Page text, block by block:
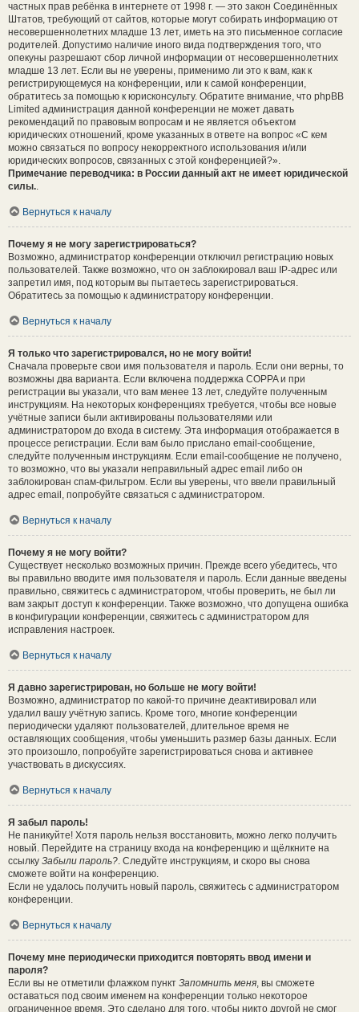
частных прав ребёнка в интернете от 1998 г. — это закон Соединённых
Штатов, требующий от сайтов, которые могут собирать информацию от
несовершеннолетних младше 13 лет, иметь на это письменное согласие
родителей. Допустимо наличие иного вида подтверждения того, что
опекуны разрешают сбор личной информации от несовершеннолетних
младше 13 лет. Если вы не уверены, применимо ли это к вам, как к
регистрирующемуся на конференции, или к самой конференции,
обратитесь за помощью к юрисконсульту. Обратите внимание, что phpBB
Limited администрация данной конференции не может давать
рекомендаций по правовым вопросам и не является объектом
юридических отношений, кроме указанных в ответе на вопрос «С кем
можно связаться по вопросу некорректного использования и/или
юридических вопросов, связанных с этой конференцией?».
Примечание переводчика: в России данный акт не имеет юридической
силы..
Вернуться к началу
Почему я не могу зарегистрироваться?
Возможно, администратор конференции отключил регистрацию новых
пользователей. Также возможно, что он заблокировал ваш IP-адрес или
запретил имя, под которым вы пытаетесь зарегистрироваться.
Обратитесь за помощью к администратору конференции.
Вернуться к началу
Я только что зарегистрировался, но не могу войти!
Сначала проверьте свои имя пользователя и пароль. Если они верны, то
возможны два варианта. Если включена поддержка COPPA и при
регистрации вы указали, что вам менее 13 лет, следуйте полученным
инструкциям. На некоторых конференциях требуется, чтобы все новые
учётные записи были активированы пользователями или
администратором до входа в систему. Эта информация отображается в
процессе регистрации. Если вам было прислано email-сообщение,
следуйте полученным инструкциям. Если email-сообщение не получено,
то возможно, что вы указали неправильный адрес email либо он
заблокирован спам-фильтром. Если вы уверены, что ввели правильный
адрес email, попробуйте связаться с администратором.
Вернуться к началу
Почему я не могу войти?
Существует несколько возможных причин. Прежде всего убедитесь, что
вы правильно вводите имя пользователя и пароль. Если данные введены
правильно, свяжитесь с администратором, чтобы проверить, не был ли
вам закрыт доступ к конференции. Также возможно, что допущена ошибка
в конфигурации конференции, свяжитесь с администратором для
исправления настроек.
Вернуться к началу
Я давно зарегистрирован, но больше не могу войти!
Возможно, администратор по какой-то причине деактивировал или
удалил вашу учётную запись. Кроме того, многие конференции
периодически удаляют пользователей, длительное время не
оставляющих сообщения, чтобы уменьшить размер базы данных. Если
это произошло, попробуйте зарегистрироваться снова и активнее
участвовать в дискуссиях.
Вернуться к началу
Я забыл пароль!
Не паникуйте! Хотя пароль нельзя восстановить, можно легко получить
новый. Перейдите на страницу входа на конференцию и щёлкните на
ссылку Забыли пароль?. Следуйте инструкциям, и скоро вы снова
сможете войти на конференцию.
Если не удалось получить новый пароль, свяжитесь с администратором
конференции.
Вернуться к началу
Почему мне периодически приходится повторять ввод имени и
пароля?
Если вы не отметили флажком пункт Запомнить меня, вы сможете
оставаться под своим именем на конференции только некоторое
ограниченное время. Это сделано для того, чтобы никто другой не смог